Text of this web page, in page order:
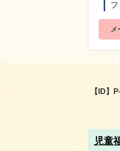
【ID】
児童